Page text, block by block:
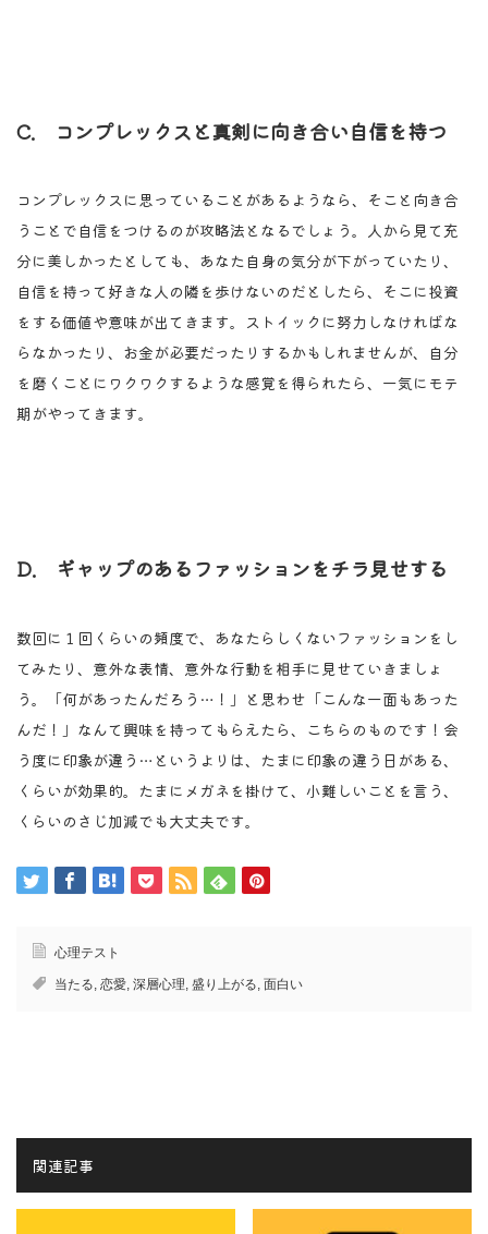
C. コンプレックスと真剣に向き合い自信を持つ
コンプレックスに思っていることがあるようなら、そこと向き合
うことで自信をつけるのが攻略法となるでしょう。人から見て充
分に美しかったとしても、あなた自身の気分が下がっていたり、
自信を持って好きな人の隣を歩けないのだとしたら、そこに投資
をする価値や意味が出てきます。ストイックに努力しなければな
らなかったり、お金が必要だったりするかもしれませんが、自分
を磨くことにワクワクするような感覚を得られたら、一気にモテ
期がやってきます。
D. ギャップのあるファッションをチラ見せする
数回に１回くらいの頻度で、あなたらしくないファッションをし
てみたり、意外な表情、意外な行動を相手に見せていきましょ
う。「何があったんだろう…！」と思わせ「こんな一面もあった
んだ！」なんて興味を持ってもらえたら、こちらのものです！会
う度に印象が違う…というよりは、たまに印象の違う日がある、
くらいが効果的。たまにメガネを掛けて、小難しいことを言う、
くらいのさじ加減でも大丈夫です。
心理テスト
当たる 恋愛 深層心理 盛り上がる 面白い
関連記事